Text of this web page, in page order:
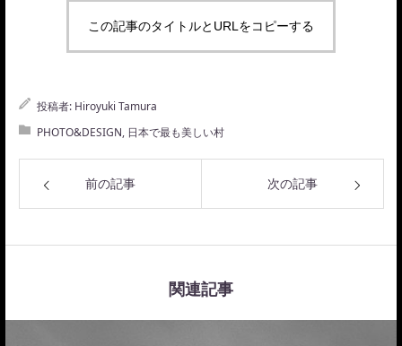
この記事のタイトルとURLをコピーする
投稿者: Hiroyuki Tamura
PHOTO&DESIGN, 日本で最も美しい村
前の記事 次の記事
関連記事